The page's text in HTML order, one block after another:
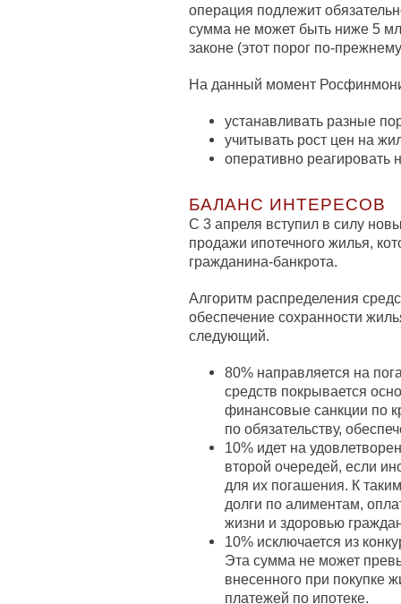
операция подлежит
сумма не может быть ниже 5
законе (этот порог по-
На данный момент
устанавливать разные
учитывать рост цен на
оперативно
БАЛАНС ИНТЕРЕСОВ
С 3 апреля вступил в силу
продажи ипотечного жилья,
гражданина-банкрота.
Алгоритм распределения
обеспечение сохранности
следующий.
80% направляется на
средств покрывается
финансовые санкции по
по обязательству,
10% идет на
второй очередей, если
для их погашения. К
долги по алиментам,
жизни и здоровью
10% исключается из
Эта сумма не может
внесенного при покупке
платежей по ипотеке.